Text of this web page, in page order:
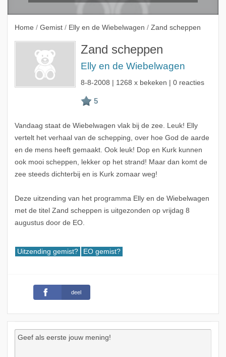
Home / Gemist / Elly en de Wiebelwagen / Zand scheppen
Zand scheppen
Elly en de Wiebelwagen
8-8-2008 | 1268 x bekeken | 0 reacties
Vandaag staat de Wiebelwagen vlak bij de zee. Leuk! Elly
vertelt het verhaal van de schepping, over hoe God de aarde
en de mens heeft gemaakt. Ook leuk! Dop en Kurk kunnen
ook mooi scheppen, lekker op het strand! Maar dan komt de
zee steeds dichterbij en is Kurk zomaar weg!
Deze uitzending van het programma Elly en de Wiebelwagen
met de titel Zand scheppen is uitgezonden op vrijdag 8
augustus door de EO.
Uitzending gemist? EO gemist?
deel